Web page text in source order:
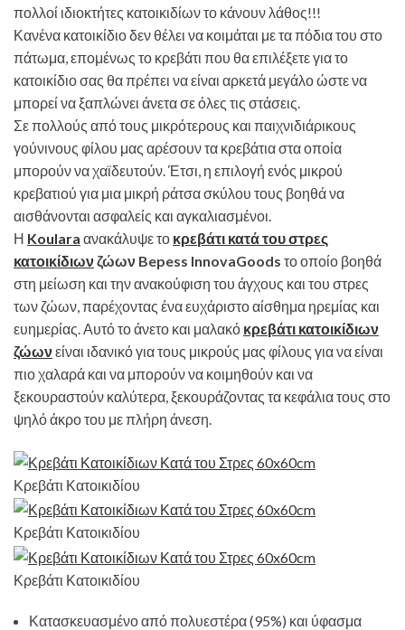
πολλοί ιδιοκτήτες κατοικιδίων το κάνουν λάθος!!!
Κανένα κατοικίδιο δεν θέλει να κοιμάται με τα πόδια του στο
πάτωμα, επομένως το κρεβάτι που θα επιλέξετε για το
κατοικίδιο σας θα πρέπει να είναι αρκετά μεγάλο ώστε να
μπορεί να ξαπλώνει άνετα σε όλες τις στάσεις.
Σε πολλούς από τους μικρότερους και παιχνιδιάρικους
γούνινους φίλου μας αρέσουν τα κρεβάτια στα οποία
μπορούν να χαϊδευτούν. Έτσι, η επιλογή ενός μικρού
κρεβατιού για μια μικρή ράτσα σκύλου τους βοηθά να
αισθάνονται ασφαλείς και αγκαλιασμένοι.
Η Koulara ανακάλυψε το κρεβάτι κατά του στρες
κατοικίδιωνζώων Bepess InnovaGoods το οποίο βοηθά
στη μείωση και την ανακούφιση του άγχους και του στρες
των ζώων, παρέχοντας ένα ευχάριστο αίσθημα ηρεμίας και
ευημερίας. Αυτό το άνετο και μαλακό κρεβάτι κατοικίδιων
ζώωνείναι ιδανικό για τους μικρούς μας φίλους για να είναι
πιο χαλαρά και να μπορούν να κοιμηθούν και να
ξεκουραστούν καλύτερα, ξεκουράζοντας τα κεφάλια τους στο
ψηλό άκρο του με πλήρη άνεση.
Κρεβάτι Κατοικιδίου
Κρεβάτι Κατοικιδίου
Κρεβάτι Κατοικιδίου
Κατασκευασμένο από πολυεστέρα (95%) και ύφασμα